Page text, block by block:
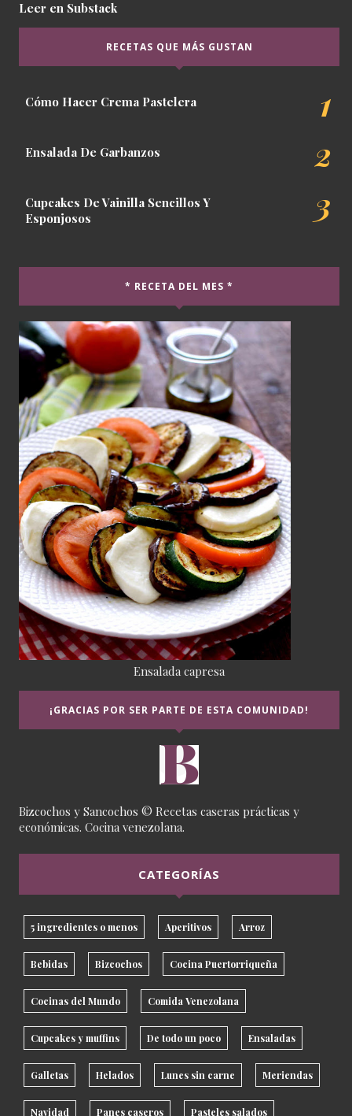
Leer en Substack
RECETAS QUE MÁS GUSTAN
Cómo Hacer Crema Pastelera
Ensalada De Garbanzos
Cupcakes De Vainilla Sencillos Y
Esponjosos
* RECETA DEL MES *
Ensalada capresa
¡GRACIAS POR SER PARTE DE ESTA COMUNIDAD!
Bizcochos y Sancochos © Recetas caseras prácticas y
económicas. Cocina venezolana.
CATEGORÍAS
5 ingredientes o menos Aperitivos Arroz
Bebidas Bizcochos Cocina Puertorriqueña
Cocinas del Mundo Comida Venezolana
Cupcakes y muffins De todo un poco Ensaladas
Galletas Helados Lunes sin carne Meriendas
Navidad Panes caseros Pasteles salados